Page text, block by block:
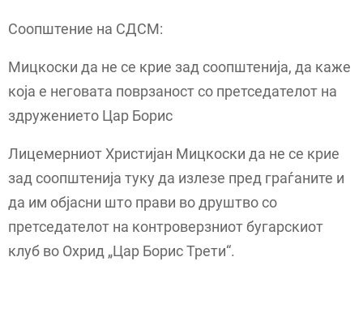
Соопштение на СДСМ:
Мицкоски да не се крие зад соопштенија, да каже
која е неговата поврзаност со претседателот на
здружението Цар Борис
Лицемерниот Христијан Мицкоски да не се крие
зад соопштенија туку да излезе пред граѓаните и
да им објасни што прави во друштво со
претседателот на контроверзниот бугарскиот
клуб во Охрид „Цар Борис Трети“.